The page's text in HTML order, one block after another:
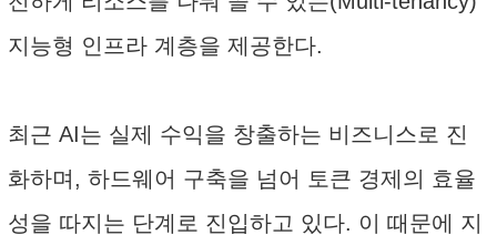
지능형 인프라 계층을 제공한다.
최근 AI는 실제 수익을 창출하는 비즈니스로 진
화하며, 하드웨어 구축을 넘어 토큰 경제의 효율
성을 따지는 단계로 진입하고 있다. 이 때문에 지